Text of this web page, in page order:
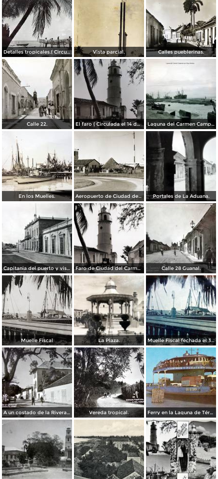
Detalles tropicales.( Circulada el 11 de Octubre de 1944 ). Vista parcial. Calles pueblerinas.
Calle 22. El faro ( Circulada el 14 de Septiembre de 1950 ). Laguna del Carmen Campeche por el Fotógrafo Hugo Brehme.
En los Muelles. Aeropuerto de Ciudad del Carmen Portales de La Aduana.
Capitania del puerto y vista al palacio. Faro de Ciudad del Carmen Calle 28 Guanal.
Muelle Fiscal La Plaza. Muelle Fiscal fechada el 3 de Agosto de 1945
A un costado de la Rivera ( FECHADA EL 28 DE ENERO DE 1950 ). Vereda tropical. Ferry en la Laguna de Términos